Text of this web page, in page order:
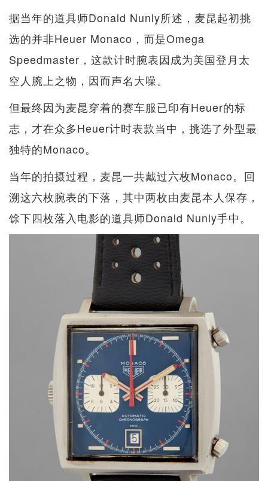
据当年的道具师Donald Nunly所述，麦昆起初挑
选的并非Heuer Monaco，而是Omega
Speedmaster，这款计时腕表因成为美国登月太
空人腕上之物，因而声名大噪。
但最终因为麦昆穿着的赛车服已印有Heuer的标
志，才在众多Heuer计时表款当中，挑选了外型最
独特的Monaco。
当年的拍摄过程，麦昆一共戴过六枚Monaco。回
溯这六枚腕表的下落，其中两枚由麦昆本人保存，
馀下四枚落入电影的道具师Donald Nunly手中。